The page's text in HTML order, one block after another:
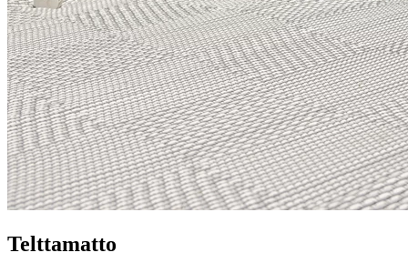
Telttamatto